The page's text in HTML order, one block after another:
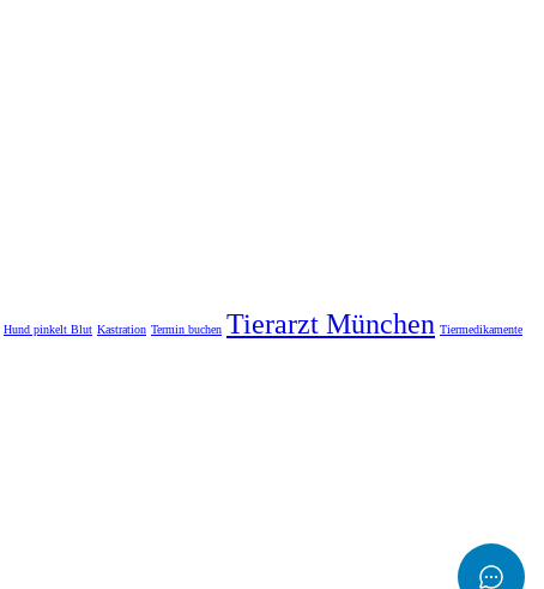
Hund pinkelt Blut Kastration Termin buchen Tierarzt München Tiermedikamente